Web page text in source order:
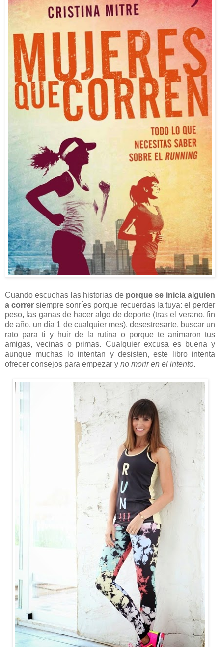
Cuando escuchas las historias de porque se inicia alguien
a corrersiempre sonríes porque recuerdas la tuya: el perder
peso, las ganas de hacer algo de deporte (tras el verano, fin
de año, un día 1 de cualquier mes), desestresarte, buscar un
rato para ti y huir de la rutina o porque te animaron tus
amigas, vecinas o primas. Cualquier excusa es buena y
aunque muchas lo intentan y desisten, este libro intenta
ofrecer consejos para empezar y no morir en el intento.